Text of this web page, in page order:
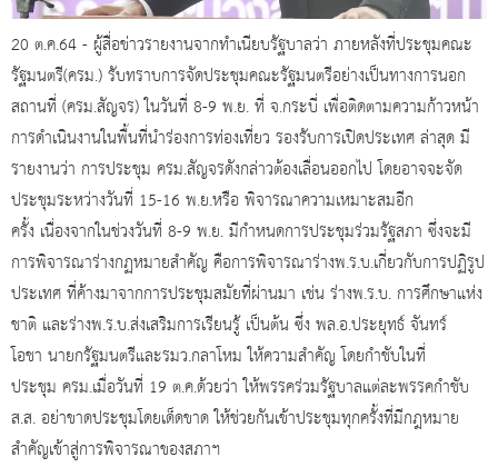
20 ต.ค.64 - ผู้สื่อข่าวรายงานจากทำเนียบรัฐบาลว่า ภายหลังที่ประชุมคณะ
รัฐมนตรี(ครม.) รับทราบการจัดประชุมคณะรัฐมนตรีอย่างเป็นทางการนอก
สถานที่ (ครม.สัญจร) ในวันที่ 8-9 พ.ย. ที่ จ.กระบี่ เพื่อติดตามความก้าวหน้า
การดำเนินงานในพื้นที่นำร่องการท่องเที่ยว รองรับการเปิดประเทศ ล่าสุด มี
รายงานว่า การประชุม ครม.สัญจรดังกล่าวต้องเลื่อนออกไป โดยอาจจะจัด
ประชุมระหว่างวันที่ 15-16 พ.ย.หรือ พิจารณาความเหมาะสมอีก
ครั้ง เนื่องจากในช่วงวันที่ 8-9 พ.ย. มีกำหนดการประชุมร่วมรัฐสภา ซึ่งจะมี
การพิจารณาร่างกฏหมายสำคัญ คือการพิจารณาร่างพ.ร.บ.เกี่ยวกับการปฏิรูป
ประเทศ ที่ค้างมาจากการประชุมสมัยที่ผ่านมา เช่น ร่างพ.ร.บ. การศึกษาแห่ง
ชาติ และร่างพ.ร.บ.ส่งเสริมการเรียนรู้ เป็นต้น ซึ่ง พล.อ.ประยุทธ์ จันทร์
โอชา นายกรัฐมนตรีและรมว.กลาโหม ให้ความสำคัญ โดยกำชับในที่
ประชุม ครม.เมื่อวันที่ 19 ต.ค.ด้วยว่า ให้พรรคร่วมรัฐบาลแต่ละพรรคกำชับ
ส.ส. อย่าขาดประชุมโดยเด็ดขาด ให้ช่วยกันเข้าประชุมทุกครั้งที่มีกฎหมาย
สำคัญเข้าสู่การพิจารณาของสภาฯ